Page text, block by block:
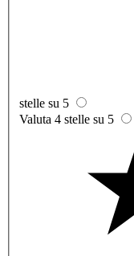
stelle su 5
Valuta 4 stelle su 5